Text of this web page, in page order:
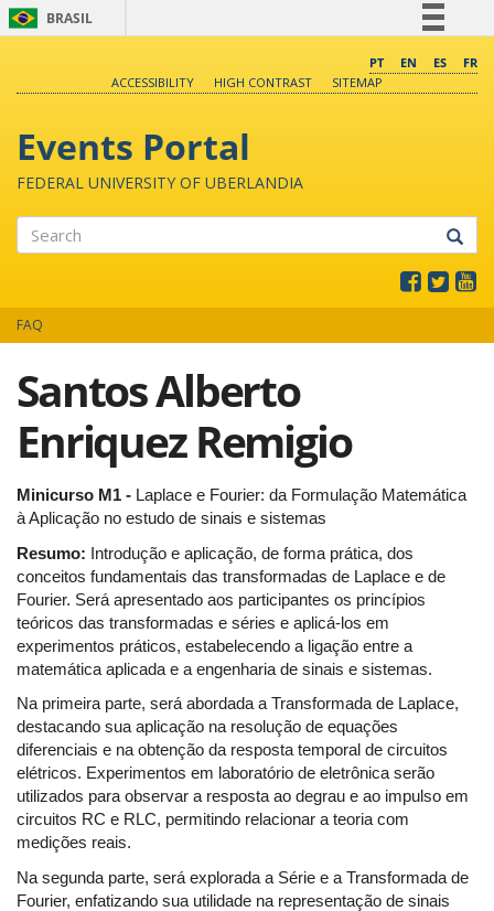
BRASIL
Comunica BR
Canais
PT EN ES
FR
ACCESSIBILITY
HIGH CONTRAST SITEMAP
Events Portal
FEDERAL UNIVERSITY OF UBERLANDIA
FAQ
Santos Alberto
Enriquez Remigio
Minicurso M1 - Laplace e Fourier: da Formulação Matemática
à Aplicação no estudo de sinais e sistemas
Resumo: Introdução e aplicação, de forma prática, dos
conceitos fundamentais das transformadas de Laplace e de
Fourier. Será apresentado aos participantes os princípios
teóricos das transformadas e séries e aplicá-los em
experimentos práticos, estabelecendo a ligação entre a
matemática aplicada e a engenharia de sinais e sistemas.
Na primeira parte, será abordada a Transformada de Laplace,
destacando sua aplicação na resolução de equações
diferenciais e na obtenção da resposta temporal de circuitos
elétricos. Experimentos em laboratório de eletrônica serão
utilizados para observar a resposta ao degrau e ao impulso em
circuitos RC e RLC, permitindo relacionar a teoria com
medições reais.
Na segunda parte, será explorada a Série e a Transformada de
Fourier, enfatizando sua utilidade na representação de sinais